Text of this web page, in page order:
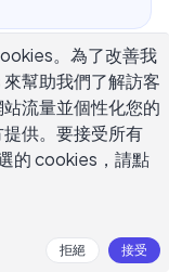
文吗?
,但质量在很大程
的处理。一个简单
生成一篇10页长
文是另一个问
。為了改善我
幫助我們了解訪客
流量並個性化您的
供。要接受所有
的 cookies，請點
拒絕 接受